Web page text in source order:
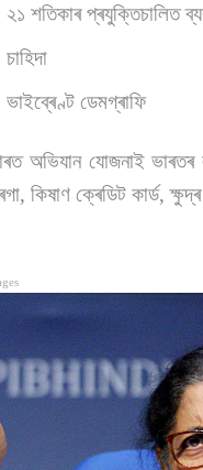
২১ শতিকাৰ প্ৰযুক্তিচালিত
চাহিদা
ভাইব্ৰেণ্ট ডেমগ্ৰাফি
অভিযান যোজনাই
কিষাণ ক্ৰেডিট কাৰ্ড,